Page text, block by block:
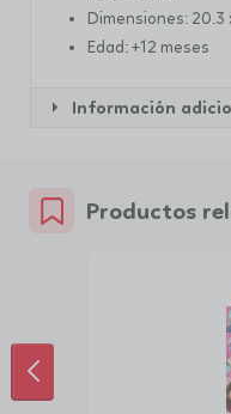
Dimensiones: 20.3
Edad: +12 meses
Información
Productos
ANTERIOR